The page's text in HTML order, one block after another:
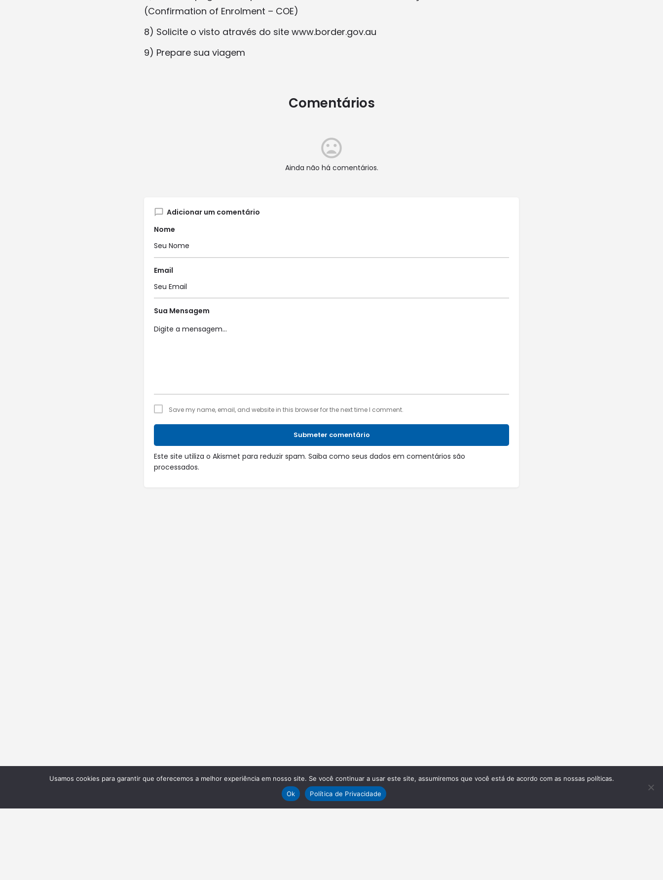
(Confirmation of Enrolment – COE)
8) Solicite o visto através do site www.border.gov.au
9) Prepare sua viagem
Comentários
Ainda não há comentários.
Adicionar um comentário
Nome
Email
Sua Mensagem
Save my name, email, and website in this browser for the next time I comment.
Submeter comentário
Este site utiliza o Akismet para reduzir spam. Saiba como seus dados em comentários são
processados.
Usamos cookies para garantir que oferecemos a melhor experiência em nosso site. Se você continuar a usar este site, assumiremos que você está de acordo com as nossas políticas.
Ok
Política de Privacidade